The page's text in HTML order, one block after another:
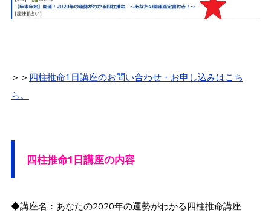
＞＞ 四柱推命1日講座のお問い合わせ・お申し込みはこち
ら。
四柱推命1日講座の内容
◆講座名：あなたの2020年の運勢がわかる四柱推命講座